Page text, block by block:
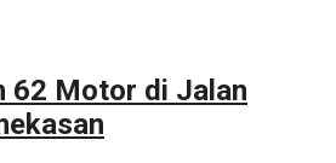
62 Motor di Jalan